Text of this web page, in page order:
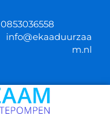
‪0853036558
info@ekaaduurzaa
m.nl